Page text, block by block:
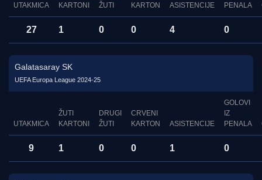
UTAKMICA
KARTONI
ŽUTI
KARTON
ASISTENCIJE
PENALA
27 1 0 0 4 0
Galatasaray SK
UEFA Europa League 2024-25
UTAKMICA
ŽUTI
KARTONI
DRUGI
ŽUTI
CRVENI
KARTON
ASISTENCIJE
GOLOVI
IZ
PENALA
9 1 0 0 1 0